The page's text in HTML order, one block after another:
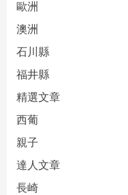
歐洲
澳洲
石川縣
福井縣
精選文章
西葡
親子
達人文章
長崎